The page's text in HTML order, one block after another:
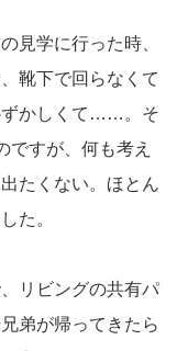
見学に行った時、
靴下で回らなくて
ずかしくて……。そ
ですが、何も考え
たくない。ほとん
た。
リビングの共有パ
弟が帰ってきたら